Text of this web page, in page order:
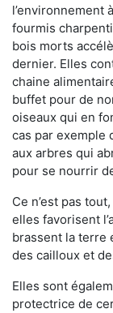
l’environnement
fourmis
bois morts
dernier. Elles
chaine
buffet pour de
oiseaux qui en
cas par exemple
aux arbres qui
pour se nourrir
Ce n’est pas
elles favorisent
brassent la terre
des cailloux et
Elles sont
protectrice de